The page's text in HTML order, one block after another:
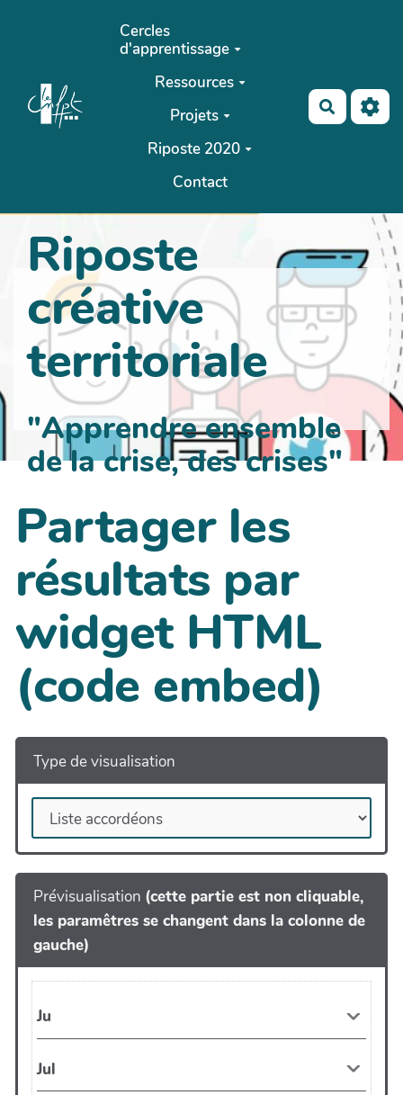
Aller au contenu principal
Cercles
d'apprentissage
Ressources
Projets
Riposte 2020
Contact
Riposte
créative
territoriale
"Apprendre ensemble
de la crise, des crises"
Partager les
résultats par
widget HTML
(code embed)
Type de visualisation
Prévisualisation (cette partie est non cliquable,
les paramêtres se changent dans la colonne de
gauche)